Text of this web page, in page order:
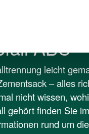
ABC
leicht
– alles
nicht wissen,
gehört finden Sie
rund um